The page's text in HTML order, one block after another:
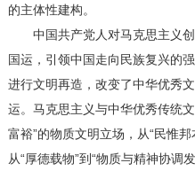
的主体性建构。
中国共产党人对马克思主义创
国运，引领中国走向民族复兴的
进行文明再造，改变了中华优秀
运。马克思主义与中华优秀传统
富裕”的物质文明立场，从“民惟邦
从“厚德载物”到“物质与精神协调